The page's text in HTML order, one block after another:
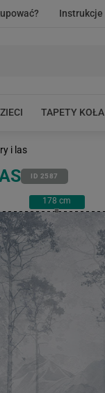
Instrukcje
TAPETY KOŁA
i las
ID 2587
178 cm